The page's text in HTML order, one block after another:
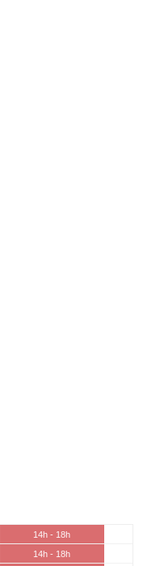
14h - 18h
14h - 18h